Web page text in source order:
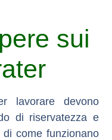
sui
lavorare devono
di riservatezza e
come funzionano